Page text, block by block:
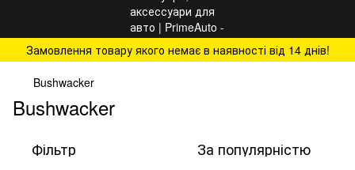
Замовлення товару якого немає в наявності від 14 днів!
Bushwacker
Bushwacker
Фільтр За популярністю